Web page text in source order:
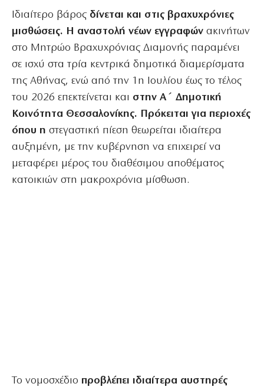
Ιδιαίτερο βάρος δίνεται και στις βραχυχρόνιες
μισθώσεις. Η αναστολή νέων εγγραφών ακινήτων
στο Μητρώο Βραχυχρόνιας Διαμονής παραμένει
σε ισχύ στα τρία κεντρικά δημοτικά διαμερίσματα
της Αθήνας, ενώ από την 1η Ιουλίου έως το τέλος
του 2026 επεκτείνεται και στην Α΄ Δημοτική
Κοινότητα Θεσσαλονίκης. Πρόκειται για περιοχές
όπου η στεγαστική πίεση θεωρείται ιδιαίτερα
αυξημένη, με την κυβέρνηση να επιχειρεί να
μεταφέρει μέρος του διαθέσιμου αποθέματος
κατοικιών στη μακροχρόνια μίσθωση.
Το νομοσχέδιο προβλέπει ιδιαίτερα αυστηρές